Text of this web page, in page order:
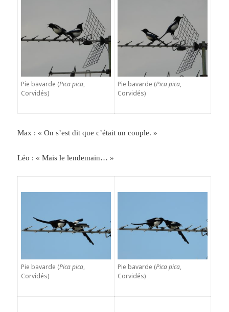
Pie bavarde (Pica pica,
Corvidés)
Pie bavarde (Pica pica,
Corvidés)
Max : « On s’est dit que c’était un couple. »
Léo : « Mais le lendemain… »
Pie bavarde (Pica pica,
Corvidés)
Pie bavarde (Pica pica,
Corvidés)